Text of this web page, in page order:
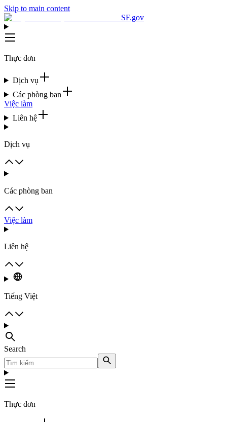
Skip to main content
SF.gov
Thực đơn
Dịch vụ
Các phòng ban
Việc làm
Liên hệ
Dịch vụ
Các phòng ban
Việc làm
Liên hệ
Tiếng Việt
Search
Thực đơn